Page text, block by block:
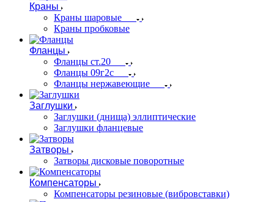
Краны
Краны шаровые
Краны пробковые
Фланцы
Фланцы ст.20
Фланцы 09г2с
Фланцы нержавеющие
Заглушки
Заглушки (днища) эллиптические
Заглушки фланцевые
Затворы
Затворы дисковые поворотные
Компенсаторы
Компенсаторы резиновые (вибровставки)